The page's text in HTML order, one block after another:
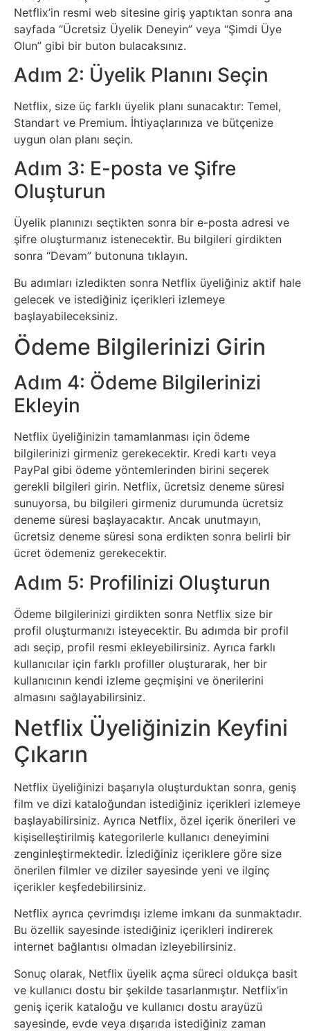
Tasarım
Güvenlik
Haber
Hayvanlar
Hobi
Hosting
Hukuk
İnstagram
İnternet
İnternetten
Para
Kazanma
Kadın
Kim
Kimdir
Kitap
Komedi
Kültür
Sanat
Metaverse
Mobil
Müzik
Nft
Oyun
Projeler
ve
Fikirler
Psikoloji
Sağlık
Scriptler
Netflix’in resmi web sitesine giriş yaptıktan sonra ana
sayfada “Ücretsiz Üyelik Deneyin” veya “Şimdi Üye
Olun” gibi bir buton bulacaksınız.
Adım 2: Üyelik Planını Seçin
Netflix, size üç farklı üyelik planı sunacaktır: Temel,
Standart ve Premium. İhtiyaçlarınıza ve bütçenize
uygun olan planı seçin.
Adım 3: E-posta ve Şifre
Oluşturun
Üyelik planınızı seçtikten sonra bir e-posta adresi ve
şifre oluşturmanız istenecektir. Bu bilgileri girdikten
sonra “Devam” butonuna tıklayın.
Bu adımları izledikten sonra Netflix üyeliğiniz aktif hale
gelecek ve istediğiniz içerikleri izlemeye
başlayabileceksiniz.
Ödeme Bilgilerinizi Girin
Adım 4: Ödeme Bilgilerinizi
Ekleyin
Netflix üyeliğinizin tamamlanması için ödeme
bilgilerinizi girmeniz gerekecektir. Kredi kartı veya
PayPal gibi ödeme yöntemlerinden birini seçerek
gerekli bilgileri girin. Netflix, ücretsiz deneme süresi
sunuyorsa, bu bilgileri girmeniz durumunda ücretsiz
deneme süresi başlayacaktır. Ancak unutmayın,
ücretsiz deneme süresi sona erdikten sonra belirli bir
ücret ödemeniz gerekecektir.
Adım 5: Profilinizi Oluşturun
Ödeme bilgilerinizi girdikten sonra Netflix size bir
profil oluşturmanızı isteyecektir. Bu adımda bir profil
adı seçip, profil resmi ekleyebilirsiniz. Ayrıca farklı
kullanıcılar için farklı profiller oluşturarak, her bir
kullanıcının kendi izleme geçmişini ve önerilerini
almasını sağlayabilirsiniz.
Netflix Üyeliğinizin Keyfini
Çıkarın
Netflix üyeliğinizi başarıyla oluşturduktan sonra, geniş
film ve dizi kataloğundan istediğiniz içerikleri izlemeye
başlayabilirsiniz. Ayrıca Netflix, özel içerik önerileri ve
kişiselleştirilmiş kategorilerle kullanıcı deneyimini
zenginleştirmektedir. İzlediğiniz içeriklere göre size
önerilen filmler ve diziler sayesinde yeni ve ilginç
içerikler keşfedebilirsiniz.
Netflix ayrıca çevrimdışı izleme imkanı da sunmaktadır.
Bu özellik sayesinde istediğiniz içerikleri indirerek
internet bağlantısı olmadan izleyebilirsiniz.
Sonuç olarak, Netflix üyelik açma süreci oldukça basit
ve kullanıcı dostu bir şekilde tasarlanmıştır. Netflix’in
geniş içerik kataloğu ve kullanıcı dostu arayüzü
sayesinde, evde veya dışarıda istediğiniz zaman